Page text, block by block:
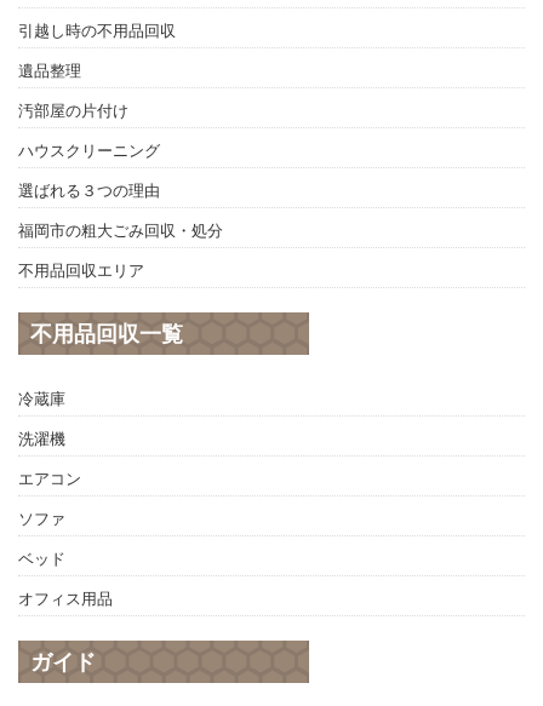
引越し時の不用品回収
遺品整理
汚部屋の片付け
ハウスクリーニング
選ばれる３つの理由
福岡市の粗大ごみ回収・処分
不用品回収エリア
不用品回収一覧
冷蔵庫
洗濯機
エアコン
ソファ
ベッド
オフィス用品
ガイド